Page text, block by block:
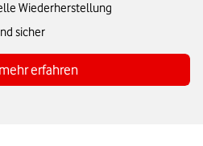
Wiederherstellung
sicher
erfahren